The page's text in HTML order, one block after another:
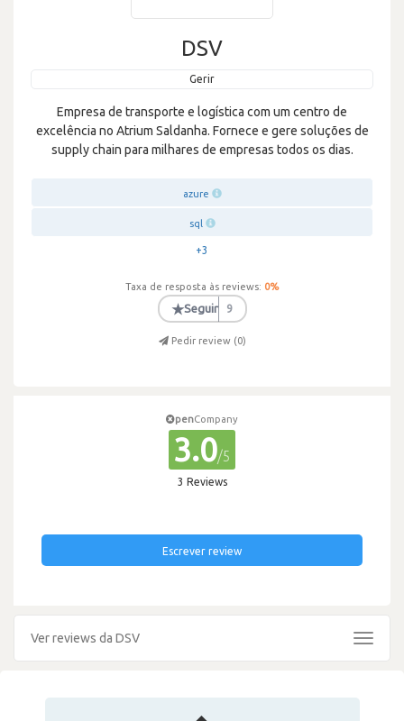
DSV
Gerir
Empresa de transporte e logística com um centro de
excelência no Atrium Saldanha. Fornece e gere soluções de
supply chain para milhares de empresas todos os dias.
azure
sql
+3
Taxa de resposta às reviews: 0%
★Seguir 9
Pedir review (0)
penCompany
3.0/5
3 Reviews
Escrever review
Ver reviews da DSV
Toggle